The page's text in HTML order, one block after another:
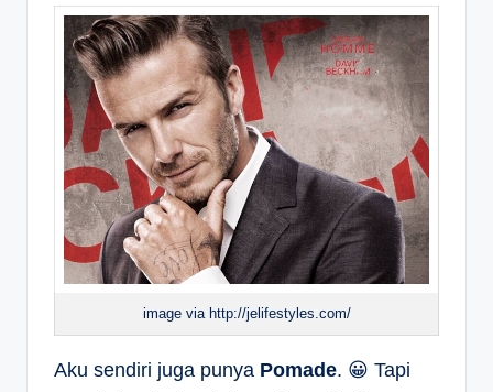
image via http://jelifestyles.com/
Aku sendiri juga punya Pomade. 😀 Tapi